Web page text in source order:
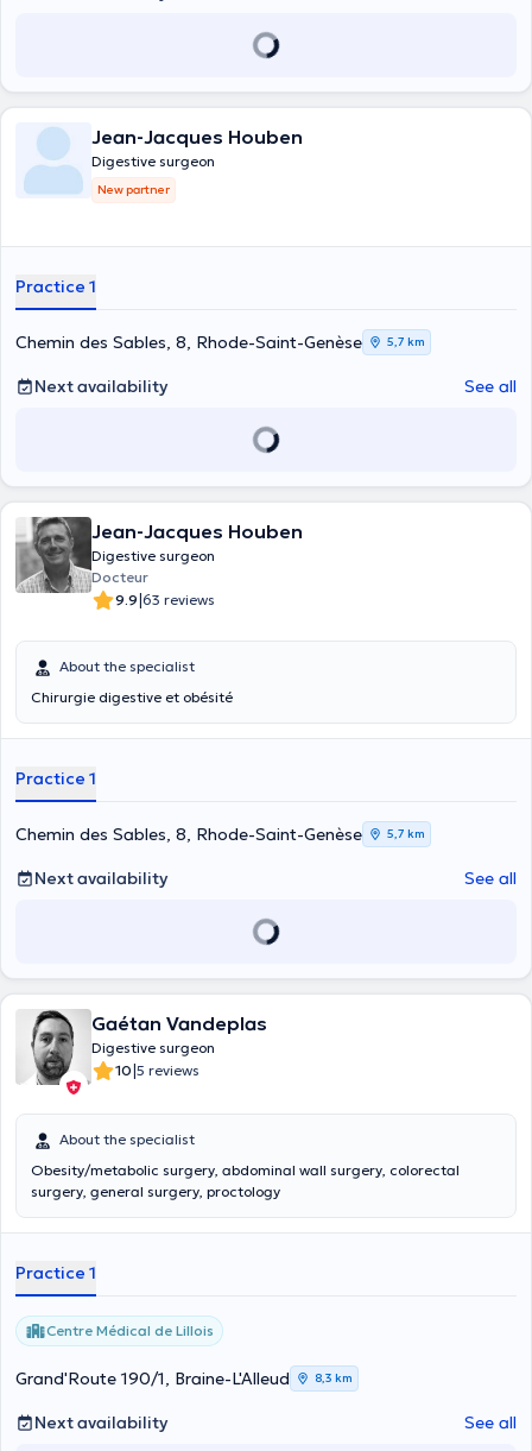
Jean-Jacques Houben
Digestive surgeon
New partner
Practice 1
Chemin des Sables, 8, Rhode-Saint-Genèse 5,7 km
Next availability See all
Jean-Jacques Houben
Digestive surgeon
Docteur
9.9|63 reviews
About the specialist
Chirurgie digestive et obésité
Practice 1
Chemin des Sables, 8, Rhode-Saint-Genèse 5,7 km
Next availability See all
Gaétan Vandeplas
Digestive surgeon
10|5 reviews
About the specialist
Obesity/metabolic surgery, abdominal wall surgery, colorectal
surgery, general surgery, proctology
Practice 1
Centre Médical de Lillois
Grand'Route 190/1, Braine-L'Alleud 8,3 km
Next availability See all